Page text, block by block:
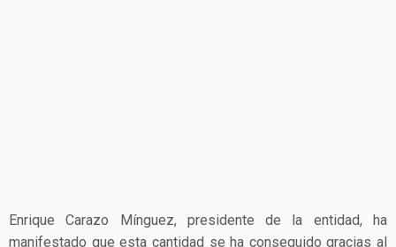
Enrique Carazo Mínguez, presidente de la entidad, ha
manifestado que esta cantidad se ha conseguido gracias al